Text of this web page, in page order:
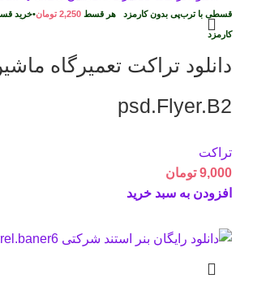
قسطی با ترب‌پی بدون کارمزد هر قسط 2,250 تومان•خرید
کارمزد
دانلود تراکت تعمیرگاه
psd.Flyer.B2
تراکت
9,000 تومان
افزودن به سبد خرید